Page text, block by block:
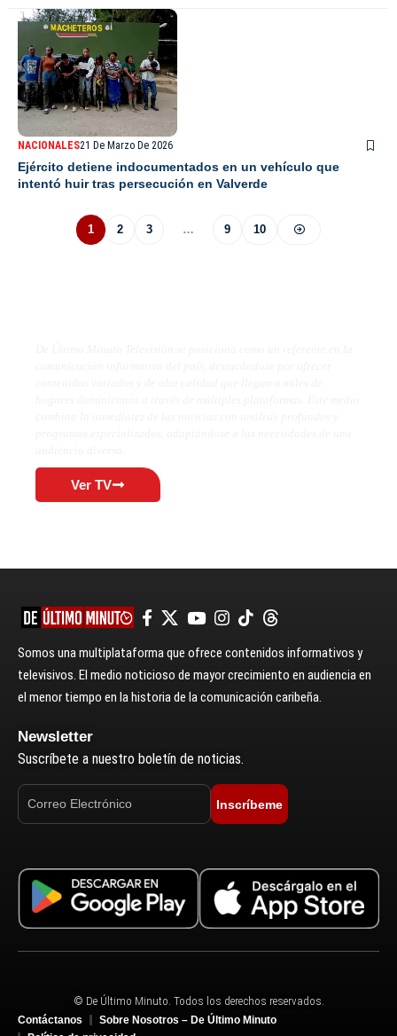
NACIONALES21 De Marzo De 2026
Ejército detiene indocumentados en un vehículo que
intentó huir tras persecución en Valverde
1 2 3 … 9 10
Ver TV
Somos una multiplataforma que ofrece contenidos informativos y
televisivos. El medio noticioso de mayor crecimiento en audiencia en
el menor tiempo en la historia de la comunicación caribeña.
Newsletter
Suscríbete a nuestro boletín de noticias.
Inscríbeme
© De Último Minuto. Todos los derechos reservados.
Contáctanos
Sobre Nosotros – De Último Minuto